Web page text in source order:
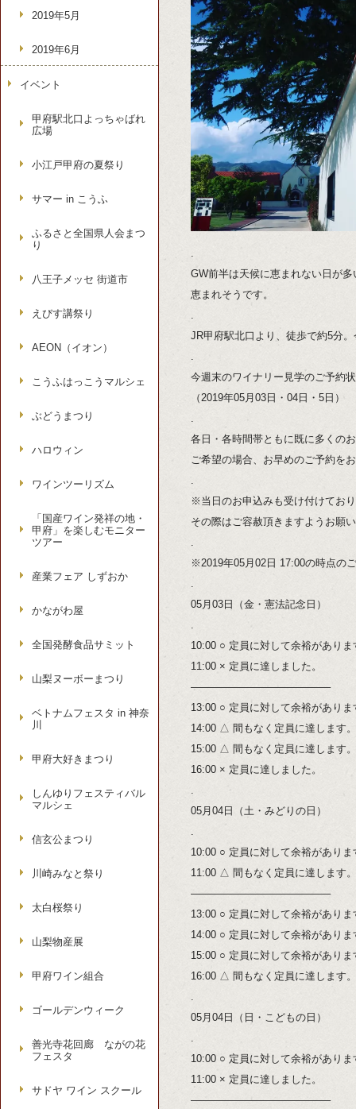
.
GW前半は天候に恵まれない日が
恵まれそうです。
.
JR甲府駅北口より、徒歩で約5分
.
今週末のワイナリー見学のご予約
（2019年05月03日・04日・5日）
.
各日・各時間帯ともに既に多くの
ご希望の場合、お早めのご予約を
.
※当日のお申込みも受け付けてお
その際はご容赦頂きますようお願
.
※2019年05月02日 17:00の時点の
.
05月03日（金・憲法記念日）
.
10:00 ○ 定員に対して余裕がありま
11:00 × 定員に達しました。
—————————————–
13:00 ○ 定員に対して余裕がありま
14:00 △ 間もなく定員に達します。
15:00 △ 間もなく定員に達します。
16:00 × 定員に達しました。
.
05月04日（土・みどりの日）
.
10:00 ○ 定員に対して余裕がありま
11:00 △ 間もなく定員に達します。
—————————————–
13:00 ○ 定員に対して余裕がありま
14:00 ○ 定員に対して余裕がありま
15:00 ○ 定員に対して余裕がありま
16:00 △ 間もなく定員に達します。
.
05月04日（日・こどもの日）
.
10:00 ○ 定員に対して余裕がありま
11:00 × 定員に達しました。
—————————————–
2019年5月
2019年6月
イベント
甲府駅北口よっちゃばれ
広場
小江戸甲府の夏祭り
サマー in こうふ
ふるさと全国県人会まつ
り
八王子メッセ 街道市
えびす講祭り
AEON（イオン）
こうふはっこうマルシェ
ぶどうまつり
ハロウィン
ワインツーリズム
「国産ワイン発祥の地・
甲府」を楽しむモニター
ツアー
産業フェア しずおか
かながわ屋
全国発酵食品サミット
山梨ヌーボーまつり
ベトナムフェスタ in 神奈
川
甲府大好きまつり
しんゆりフェスティバル
マルシェ
信玄公まつり
川崎みなと祭り
太白桜祭り
山梨物産展
甲府ワイン組合
ゴールデンウィーク
善光寺花回廊 ながの花
フェスタ
サドヤ ワイン スクール